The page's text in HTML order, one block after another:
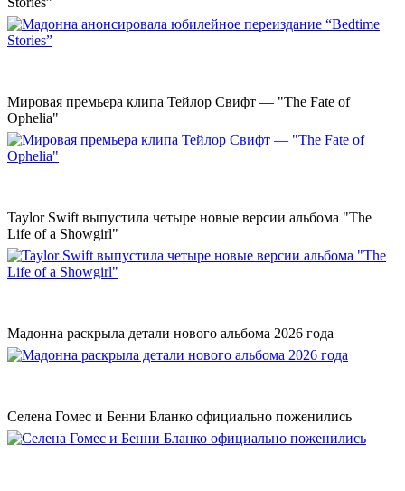
Мировая премьера клипа Тейлор Свифт — "The Fate of
Ophelia"
Taylor Swift выпустила четыре новые версии альбома "The
Life of a Showgirl"
Мадонна раскрыла детали нового альбома 2026 года
Селена Гомес и Бенни Бланко официально поженились